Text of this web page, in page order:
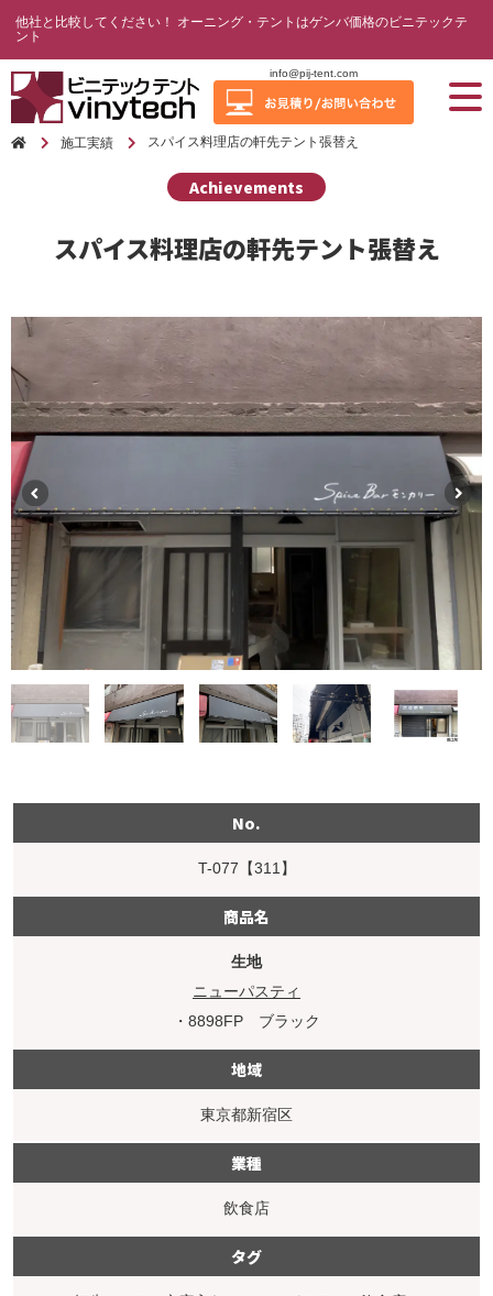
他社と比較してください！ オーニング・テントはゲンバ価格のビニテックテ
ント
info@pij-tent.com
施工実績 スパイス料理店の軒先テント張替え
Achievements
スパイス料理店の軒先テント張替え
No.
T-077【311】
商品名
生地
ニューパスティ
・8898FP ブラック
地域
東京都新宿区
業種
飲食店
タグ